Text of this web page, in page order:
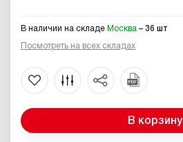
В наличии на складе Москва – 36 шт
Посмотреть на всех складах
В корзину